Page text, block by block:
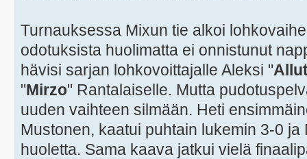
Turnauksessa Mixun tie alkoi
odotuksista huolimatta ei onnistunut
hävisi sarjan lohkovoittajalle Aleksi "
"Mirzo" Rantalaiselle. Mutta
uuden vaihteen silmään. Heti
Mustonen, kaatui puhtain lukemin 3-0
huoletta. Sama kaava jatkui vielä